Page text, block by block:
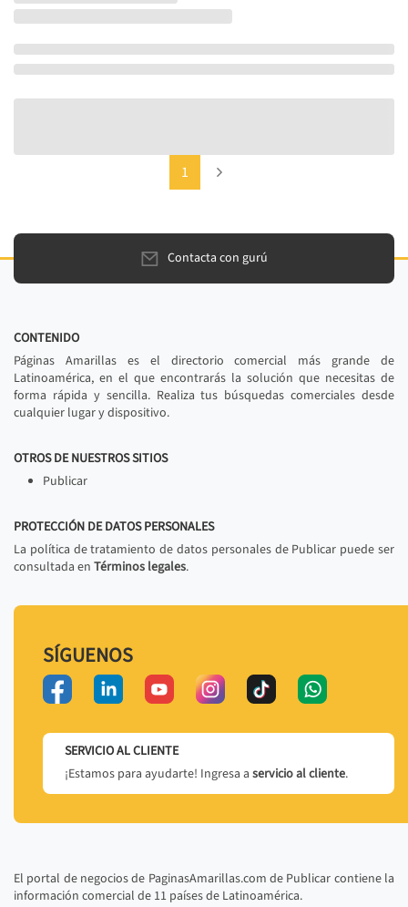
1(current)
Contacta con gurú
CONTENIDO
Páginas Amarillas es el directorio comercial más grande de
Latinoamérica, en el que encontrarás la solución que necesitas de
forma rápida y sencilla. Realiza tus búsquedas comerciales desde
cualquier lugar y dispositivo.
OTROS DE NUESTROS SITIOS
Publicar
PROTECCIÓN DE DATOS PERSONALES
La política de tratamiento de datos personales de Publicar puede ser
consultada en Términos legales.
SÍGUENOS
SERVICIO AL CLIENTE
¡Estamos para ayudarte! Ingresa a servicio al cliente.
El portal de negocios de PaginasAmarillas.com de Publicar contiene la
información comercial de 11 países de Latinoamérica.